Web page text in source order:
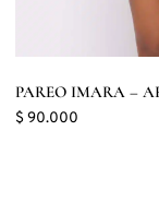
PAREO IMARA –
$90.000